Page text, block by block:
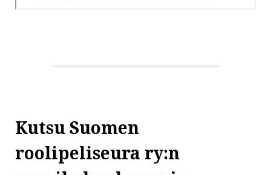
Kutsu Suomen
roolipeliseura ry:n